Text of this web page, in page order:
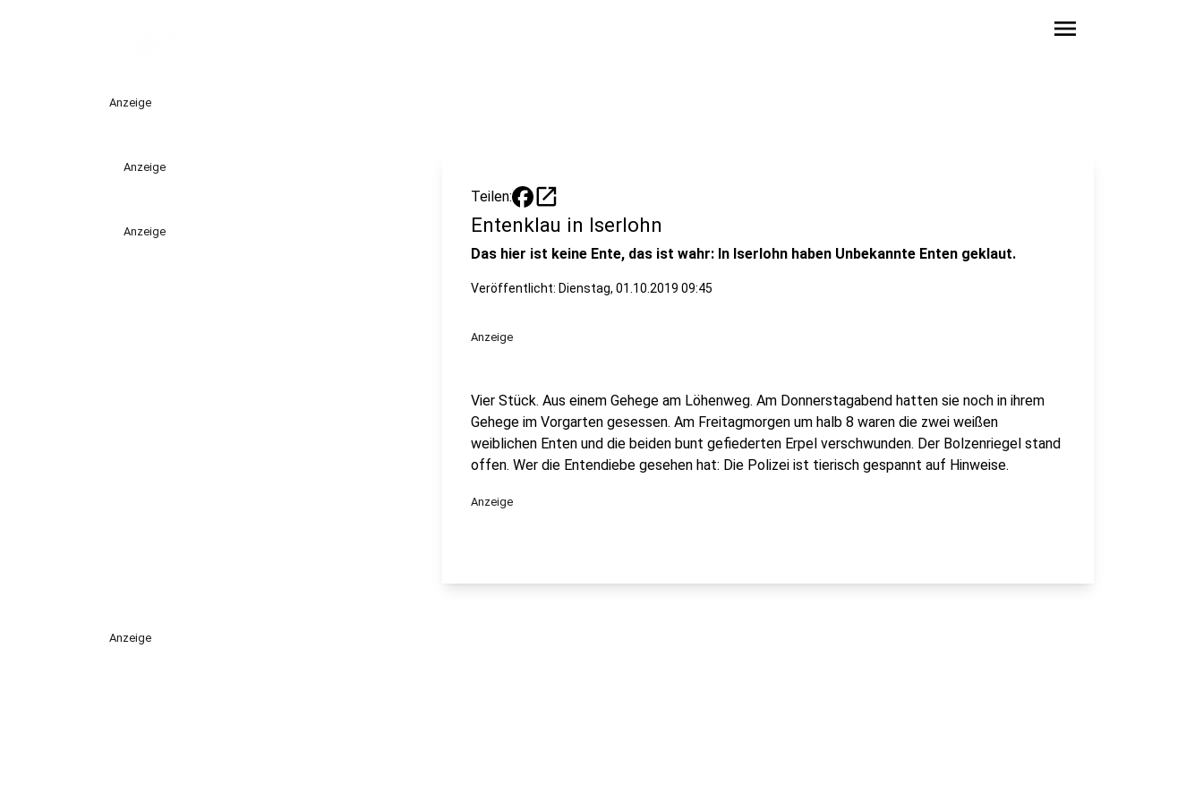
menu
Anzeige
Anzeige
Anzeige
Teilen: open_in_new
Entenklau in Iserlohn
Das hier ist keine Ente, das ist wahr: In Iserlohn haben Unbekannte Enten geklaut.
Veröffentlicht: Dienstag, 01.10.2019 09:45
Anzeige
Vier Stück. Aus einem Gehege am Löhenweg. Am Donnerstagabend hatten sie noch in ihrem
Gehege im Vorgarten gesessen. Am Freitagmorgen um halb 8 waren die zwei weißen
weiblichen Enten und die beiden bunt gefiederten Erpel verschwunden. Der Bolzenriegel stand
offen. Wer die Entendiebe gesehen hat: Die Polizei ist tierisch gespannt auf Hinweise.
Anzeige
Anzeige